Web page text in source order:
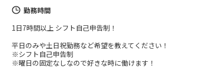
勤務時間
1日7時間以上 シフト自己申告制！
平日のみや土日祝勤務など希望を教えてください！
※シフト自己申告制
※曜日の固定なしなので好きな時に働けます！